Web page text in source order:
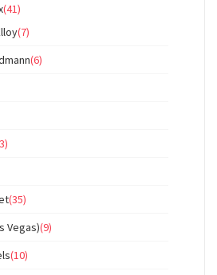
(41)
(7)
(6)
(35)
Vegas)(9)
(10)